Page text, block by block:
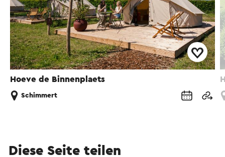
Hoeve de Binnenplaets
Schimmert
Diese Seite teilen